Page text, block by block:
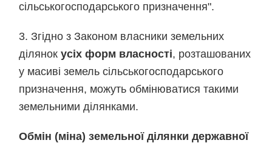
сільськогосподарського призначення".
3. Згідно з Законом власники земельних
ділянокусіх форм власності, розташованих
у масиві земель сільськогосподарського
призначення, можуть обмінюватися такими
земельними ділянками.
Обмін (міна) земельної ділянки державної